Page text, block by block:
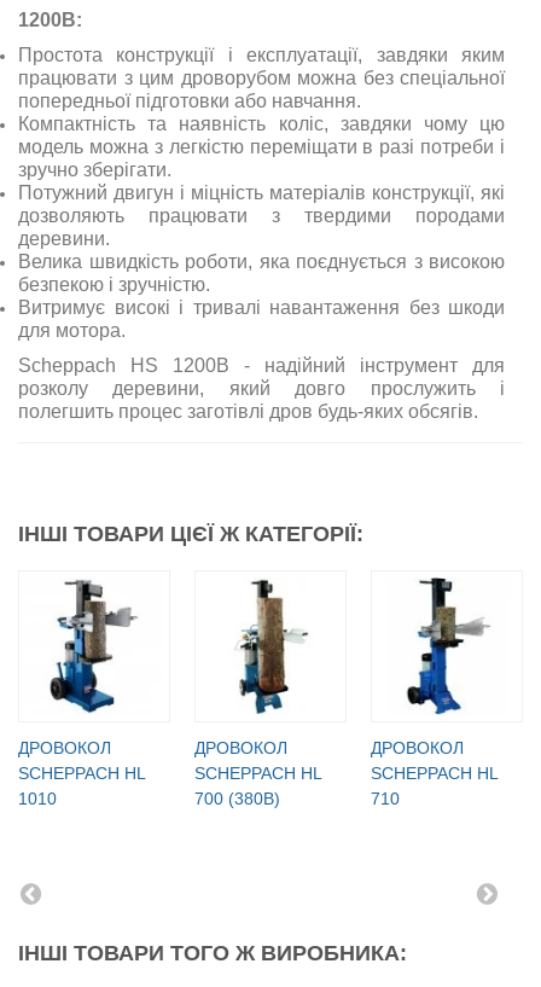
1200B:
Простота конструкції і експлуатації, завдяки яким
працювати з цим дроворубом можна без спеціальної
попередньої підготовки або навчання.
Компактність та наявність коліс, завдяки чому цю
модель можна з легкістю переміщати в разі потреби і
зручно зберігати.
Потужний двигун і міцність матеріалів конструкції, які
дозволяють працювати з твердими породами
деревини.
Велика швидкість роботи, яка поєднується з високою
безпекою і зручністю.
Витримує високі і тривалі навантаження без шкоди
для мотора.
Scheppach HS 1200B - надійний інструмент для
розколу деревини, який довго прослужить і
полегшить процес заготівлі дров будь-яких обсягів.
ІНШІ ТОВАРИ ЦІЄЇ Ж КАТЕГОРІЇ:
ДРОВОКОЛ
SCHEPPACH HL
1010
ДРОВОКОЛ
SCHEPPACH HL
700 (380В)
ДРОВОКОЛ
SCHEPPACH HL
710
ІНШІ ТОВАРИ ТОГО Ж ВИРОБНИКА: